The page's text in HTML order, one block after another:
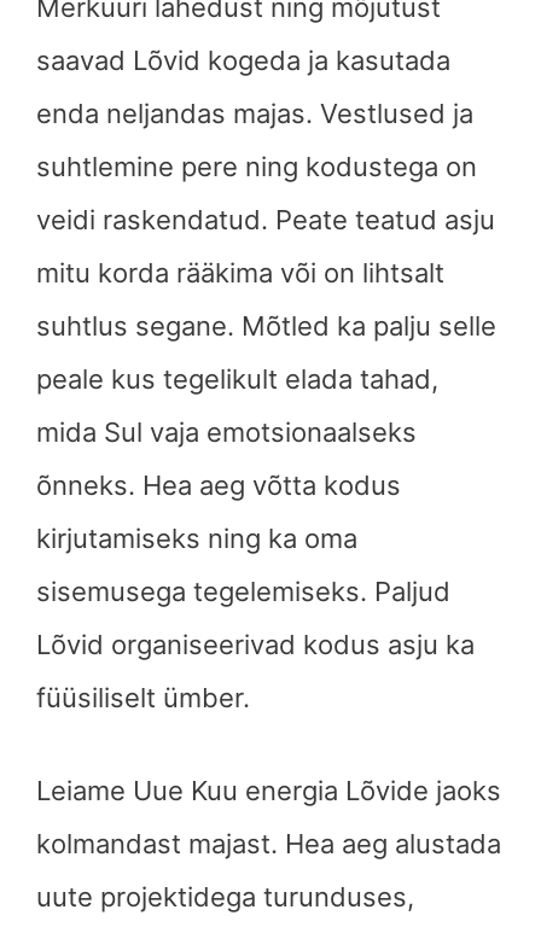
Merkuuri lähedust ning mõjutust
saavad Lõvid kogeda ja kasutada
enda neljandas majas. Vestlused ja
suhtlemine pere ning kodustega on
veidi raskendatud. Peate teatud asju
mitu korda rääkima või on lihtsalt
suhtlus segane. Mõtled ka palju selle
peale kus tegelikult elada tahad,
mida Sul vaja emotsionaalseks
õnneks. Hea aeg võtta kodus
kirjutamiseks ning ka oma
sisemusega tegelemiseks. Paljud
Lõvid organiseerivad kodus asju ka
füüsiliselt ümber.
Leiame Uue Kuu energia Lõvide jaoks
kolmandast majast. Hea aeg alustada
uute projektidega turunduses,